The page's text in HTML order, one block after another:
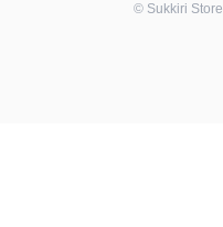
© Sukkiri Store